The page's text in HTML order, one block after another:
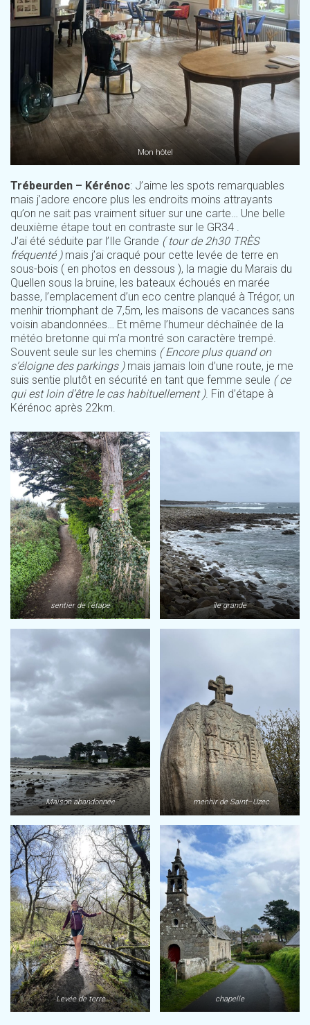
Mon hôtel
Trébeurden – Kérénoc: J’aime les spots remarquables
mais j’adore encore plus les endroits moins attrayants
qu’on ne sait pas vraiment situer sur une carte… Une belle
deuxième étape tout en contraste sur le GR34 .
J’ai été séduite par l’Ile Grande ( tour de 2h30 TRÈS
fréquenté ) mais j’ai craqué pour cette levée de terre en
sous-bois ( en photos en dessous ), la magie du Marais du
Quellen sous la bruine, les bateaux échoués en marée
basse, l’emplacement d’un eco centre planqué à Trégor, un
menhir triomphant de 7,5m, les maisons de vacances sans
voisin abandonnées… Et même l’humeur déchaînée de la
météo bretonne qui m’a montré son caractère trempé.
Souvent seule sur les chemins ( Encore plus quand on
s’éloigne des parkings ) mais jamais loin d’une route, je me
suis sentie plutôt en sécurité en tant que femme seule ( ce
qui est loin d’être le cas habituellement ). Fin d’étape à
Kérénoc après 22km.
sentier de l’étape île grande
Maison abandonnée menhir de Saint–Uzec
Levée de terre chapelle